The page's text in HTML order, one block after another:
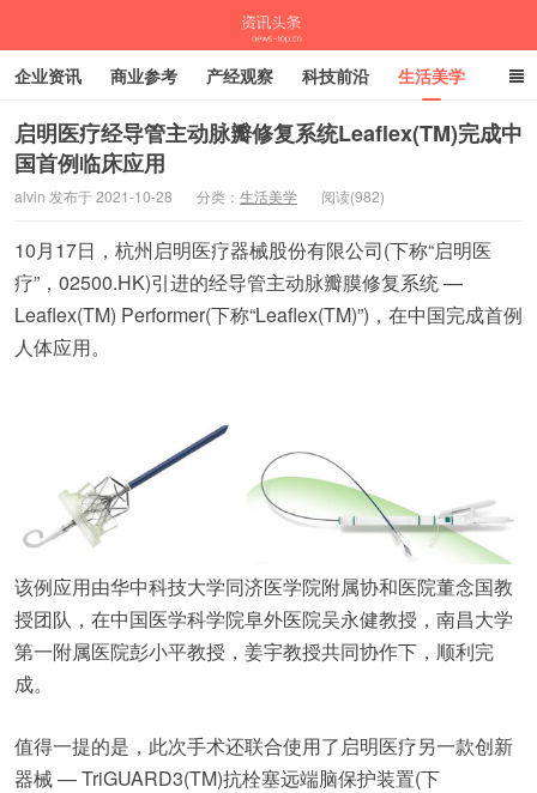
资讯头条
企业资讯 商业参考 产经观察 科技前沿 生活美学
时尚潮流 母婴亲子 专栏
启明医疗经导管主动脉瓣修复系统Leaflex(TM)完成中
国首例临床应用
alvin 发布于 2021-10-28 分类： 生活美学 阅读(982)
10月17日，杭州启明医疗器械股份有限公司(下称“启明医
疗”，02500.HK)引进的经导管主动脉瓣膜修复系统 —
Leaflex(TM) Performer(下称“Leaflex(TM)”)，在中国完成首例
人体应用。
该例应用由华中科技大学同济医学院附属协和医院董念国教
授团队，在中国医学科学院阜外医院吴永健教授，南昌大学
第一附属医院彭小平教授，姜宇教授共同协作下，顺利完
成。
值得一提的是，此次手术还联合使用了启明医疗另一款创新
器械 — TriGUARD3(TM)抗栓塞远端脑保护装置(下